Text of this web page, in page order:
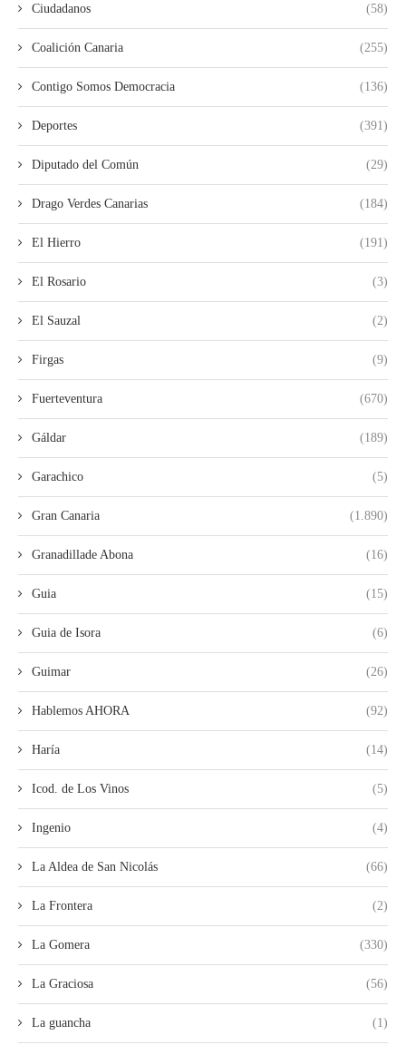
Ciudadanos (58)
Coalición Canaria (255)
Contigo Somos Democracia (136)
Deportes (391)
Diputado del Común (29)
Drago Verdes Canarias (184)
El Hierro (191)
El Rosario (3)
El Sauzal (2)
Firgas (9)
Fuerteventura (670)
Gáldar (189)
Garachico (5)
Gran Canaria (1.890)
Granadillade Abona (16)
Guia (15)
Guia de Isora (6)
Guimar (26)
Hablemos AHORA (92)
Haría (14)
Icod. de Los Vinos (5)
Ingenio (4)
La Aldea de San Nicolás (66)
La Frontera (2)
La Gomera (330)
La Graciosa (56)
La guancha (1)